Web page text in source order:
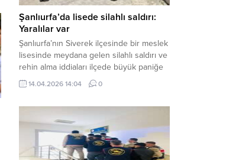
Şanlıurfa’da lisede silahlı saldırı:
Yaralılar var
Şanlıurfa’nın Siverek ilçesinde bir meslek
lisesinde meydana gelen silahlı saldırı ve
rehin alma iddiaları ilçede büyük paniğe
neden oldu. Olay yerine çok sayıda özel
harekat polisi ve sağlık ekibi sevk
çalışmaları devam ediyor. Haber Merkezi
– Siverek ilçesi Hasan Çelebi
Mahallesi’nde bulunan Ahmet Koyuncu
Mesleki...
14.04.2026 14:04 0